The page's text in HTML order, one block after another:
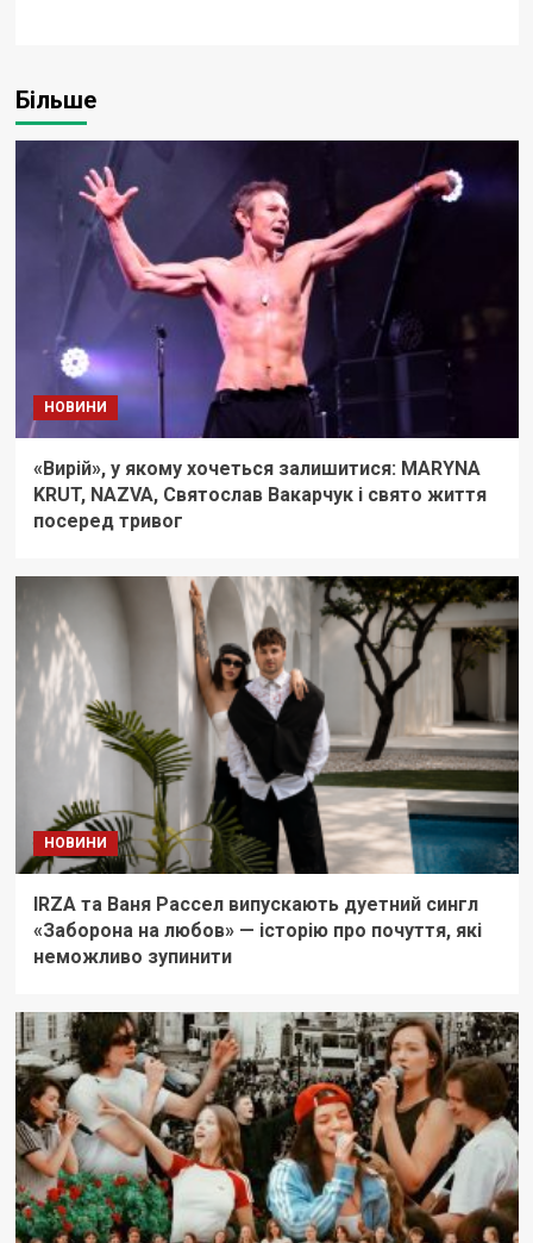
Більше
НОВИНИ
«Вирій», у якому хочеться залишитися: MARYNA
KRUT, NAZVA, Святослав Вакарчук і свято життя
посеред тривог
НОВИНИ
IRZA та Ваня Рассел випускають дуетний сингл
«Заборона на любов» — історію про почуття, які
неможливо зупинити